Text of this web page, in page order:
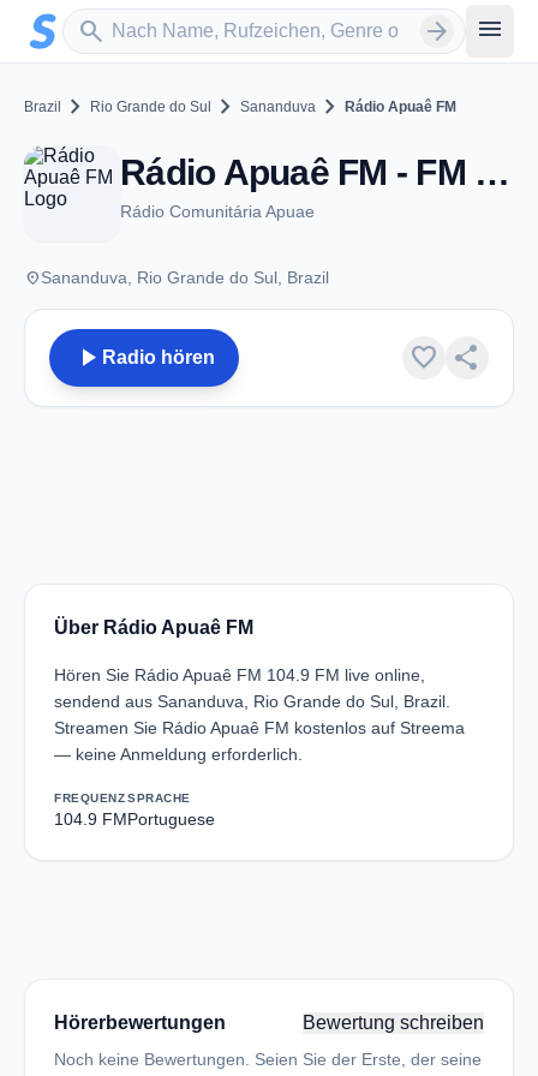
Zum Hauptinhalt springen
search
Sender suchen arrow_forward menu
Brazil chevron_right Rio Grande do Sul chevron_right Sananduva chevron_right Rádio Apuaê FM
Rádio Apuaê FM - FM 104.9 - Sananduva
Rádio Comunitária Apuae
placeSananduva, Rio Grande do Sul, Brazil
play_arrow Radio hören favorite share
Über Rádio Apuaê FM
Hören Sie Rádio Apuaê FM 104.9 FM live online,
sendend aus Sananduva, Rio Grande do Sul, Brazil.
Streamen Sie Rádio Apuaê FM kostenlos auf Streema
— keine Anmeldung erforderlich.
FREQUENZ
104.9 FM
SPRACHE
Portuguese
Hörerbewertungen Bewertung schreiben
Noch keine Bewertungen. Seien Sie der Erste, der seine